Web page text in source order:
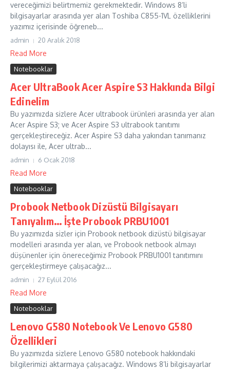
vereceğimizi belirtmemiz gerekmektedir. Windows 8’li
bilgisayarlar arasında yer alan Toshiba C855-1VL özelliklerini
yazımız içerisinde öğreneb...
admin 20 Aralık 2018
Read More
Notebooklar
Acer UltraBook Acer Aspire S3 Hakkında Bilgi
Edinelim
Bu yazımızda sizlere Acer ultrabook ürünleri arasında yer alan
Acer Aspire S3; ve Acer Aspire S3 ultrabook tanıtımı
gerçekleştireceğiz. Acer Aspire S3 daha yakından tanımanız
dolayısı ile, Acer ultrab...
admin 6 Ocak 2018
Read More
Notebooklar
Probook Netbook Dizüstü Bilgisayarı
Tanıyalım… İşte Probook PRBU1001
Bu yazımızda sizler için Probook netbook dizüstü bilgisayar
modelleri arasında yer alan, ve Probook netbook almayı
düşünenler için önereceğimiz Probook PRBU1001 tanıtımını
gerçekleştirmeye çalışacağız...
admin 27 Eylül 2016
Read More
Notebooklar
Lenovo G580 Notebook Ve Lenovo G580
Özellikleri
Bu yazımızda sizlere Lenovo G580 notebook hakkındaki
bilgilerimizi aktarmaya çalışacağız. Windows 8’li bilgisayarlar